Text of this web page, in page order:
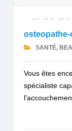
osteopathe-
SANTÉ,
Vous êtes
spécialiste